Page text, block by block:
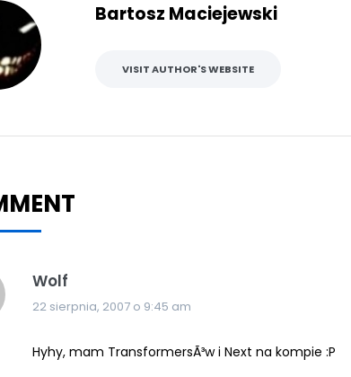
Bartosz Maciejewski
VISIT AUTHOR'S WEBSITE
Wolf
22 sierpnia, 2007 o 9:45 am
Hyhy, mam TransformersÃ³w i Next na kompie :P